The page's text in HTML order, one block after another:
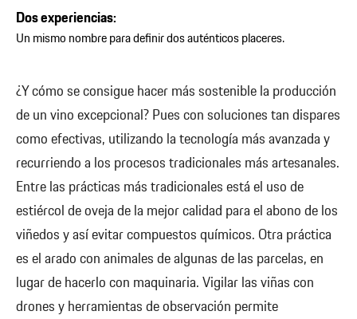
Dos experiencias:
Un mismo nombre para definir dos auténticos placeres.
¿Y cómo se consigue hacer más sostenible la producción
de un vino excepcional? Pues con soluciones tan dispares
como efectivas, utilizando la tecnología más avanzada y
recurriendo a los procesos tradicionales más artesanales.
Entre las prácticas más tradicionales está el uso de
estiércol de oveja de la mejor calidad para el abono de los
viñedos y así evitar compuestos químicos. Otra práctica
es el arado con animales de algunas de las parcelas, en
lugar de hacerlo con maquinaria. Vigilar las viñas con
drones y herramientas de observación permite